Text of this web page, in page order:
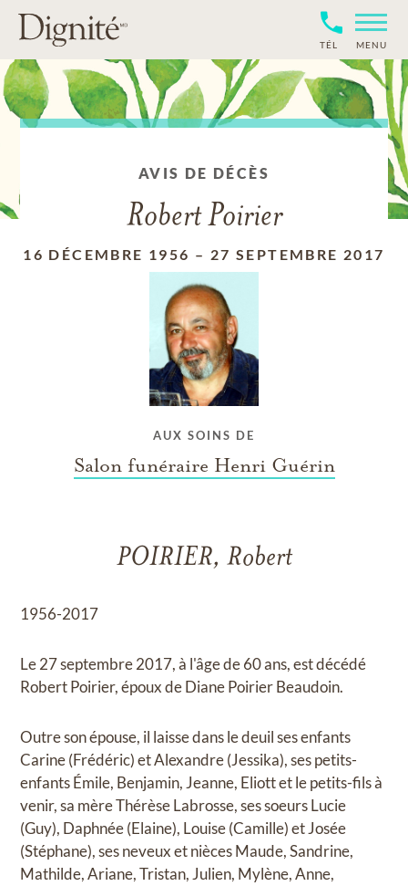
TÉL MENU
AVIS DE DÉCÈS
Robert Poirier
16 DÉCEMBRE 1956 – 27 SEPTEMBRE 2017
AUX SOINS DE
Salon funéraire Henri Guérin
POIRIER, Robert
1956-2017
Le 27 septembre 2017, à l'âge de 60 ans, est décédé
Robert Poirier, époux de Diane Poirier Beaudoin.
Outre son épouse, il laisse dans le deuil ses enfants
Carine (Frédéric) et Alexandre (Jessika), ses petits-
enfants Émile, Benjamin, Jeanne, Eliott et le petits-fils à
venir, sa mère Thérèse Labrosse, ses soeurs Lucie
(Guy), Daphnée (Elaine), Louise (Camille) et Josée
(Stéphane), ses neveux et nièces Maude, Sandrine,
Mathilde, Ariane, Tristan, Julien, Mylène, Anne,